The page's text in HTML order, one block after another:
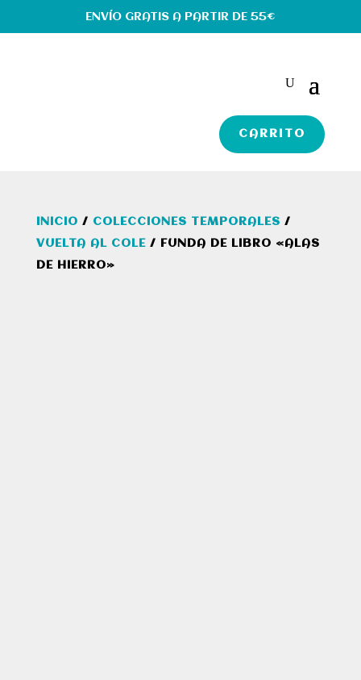
ENVÍO GRATIS A PARTIR DE 55€
CARRITO
INICIO / COLECCIONES TEMPORALES /
VUELTA AL COLE/ FUNDA DE LIBRO «ALAS
DE HIERRO»